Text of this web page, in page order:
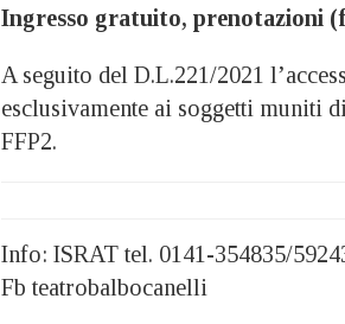
Ingresso gratuito, prenotazioni
A seguito del D.L.221/2021
esclusivamente ai soggetti muniti
FFP2.
Info: ISRAT tel. 0141-354835/
Fb teatrobalbocanelli